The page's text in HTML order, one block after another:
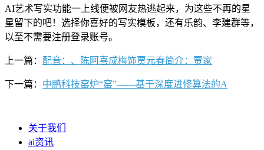
AI艺术写实功能一上线便被网友热逃起来，为这些不再的星
星留下的吧！选择你喜好的写实模板，还有乐韵、李建群等，
以至不需要注册登录账号。
上一篇： 配音：、陈阿喜成梅饰贾元春简介：贾家
下一篇： 中鹏科技窑炉“窑”——基于深度进修算法的A
关于我们
ai资讯